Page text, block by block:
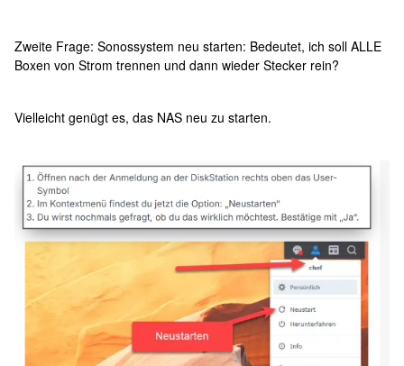
Zweite Frage: Sonossystem neu starten: Bedeutet, ich soll ALLE
Boxen von Strom trennen und dann wieder Stecker rein?
Vielleicht genügt es, das NAS neu zu starten.